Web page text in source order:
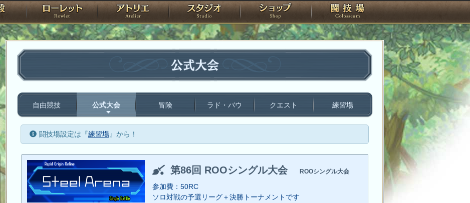
PandoraPartyProject
神殿 ローレット アトリエ スタジオ ショップ 闘技場
公式大会
自由競技 公式大会 冒険 ラド・バウ クエスト 練習場
闘技場設定は『練習場』から！
第86回 ROOシングル大会 ROOシングル大会
参加費：50RC
ソロ対戦の予選リーグ＋決勝トーナメントです